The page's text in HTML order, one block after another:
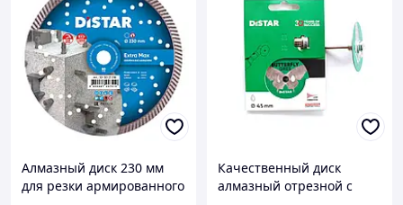
Алмазный диск 230 мм
для резки армированного
Качественный диск
алмазный отрезной с